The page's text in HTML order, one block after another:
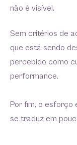
não é visível.
Sem critérios de
que está sendo
percebido como
performance.
Por fim, o esforço
se traduz em